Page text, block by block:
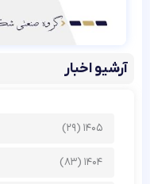
آرشیو اخبار
۱۴۰۵ (۲۹)
۱۴۰۴ (۸۳)